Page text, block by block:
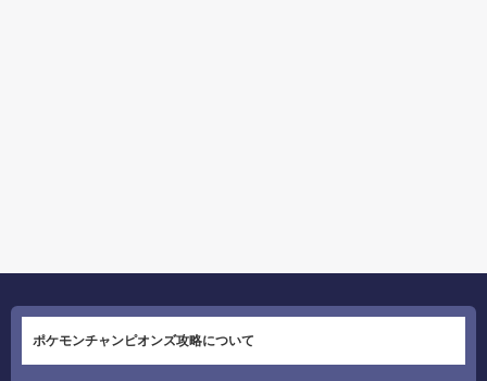
ポケモンチャンピオンズ攻略について